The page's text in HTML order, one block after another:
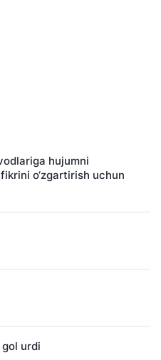
hujumni
o‘zgartirish uchun
urdi